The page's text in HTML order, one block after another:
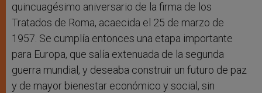
quincuagésimo aniversario de la firma de los
Tratados de Roma, acaecida el 25 de marzo de
1957. Se cumplía entonces una etapa importante
para Europa, que salía extenuada de la segunda
guerra mundial, y deseaba construir un futuro de paz
y de mayor bienestar económico y social, sin